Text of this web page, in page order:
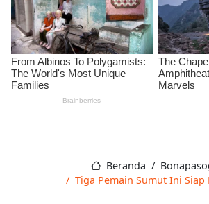
Beranda
Tiga Pemain Sumut Ini Siap